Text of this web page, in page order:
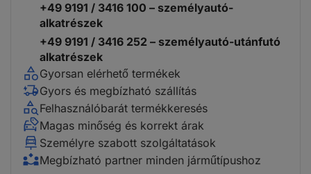
+49 9191 / 3416 100 – személyautó-
alkatrészek
+49 9191 / 3416 252 – személyautó-utánfutó
alkatrészek
Gyorsan elérhető termékek
Gyors és megbízható szállítás
Felhasználóbarát termékkeresés
Magas minőség és korrekt árak
Személyre szabott szolgáltatások
Megbízható partner minden járműtípushoz